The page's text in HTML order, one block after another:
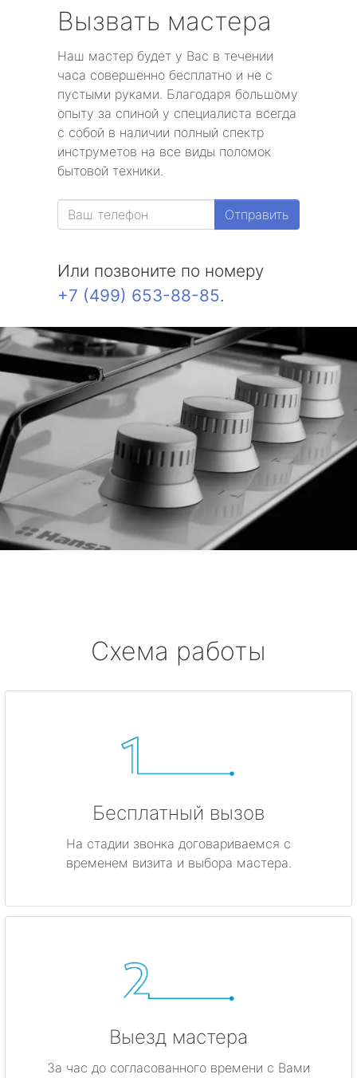
Вызвать мастера
Наш мастер будет у Вас в течении
часа совершенно бесплатно и не с
пустыми руками. Благодаря большому
опыту за спиной у специалиста всегда
с собой в наличии полный спектр
инструметов на все виды поломок
бытовой техники.
Отправить
Или позвоните по номеру
+7 (499) 653-88-85.
Схема работы
Бесплатный вызов
На стадии звонка договариваемся с
временем визита и выбора мастера.
Выезд мастера
За час до согласованного времени с Вами